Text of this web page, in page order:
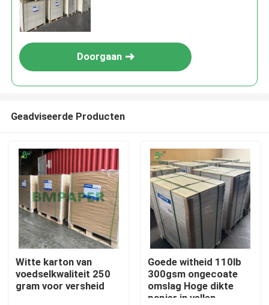
Doorgaan
Geadviseerde Producten
Witte karton van
voedselkwaliteit 250
gram voor versheid
Goede witheid 110lb
300gsm ongecoate
omslag Hoge dikte
papier in vellen